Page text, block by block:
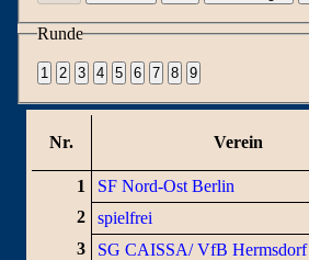
Runde
Nr. Verein
1 SF Nord-Ost Berlin
2
spielfrei
3
SG CAISSA/ VfB Hermsdorf